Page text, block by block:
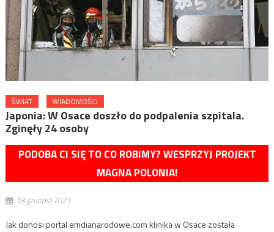
ŚWIAT WIADOMOŚCI
Japonia: W Osace doszło do podpalenia szpitala.
Zginęły 24 osoby
PODOBA CI SIĘ TO CO ROBIMY? WESPRZYJ PROJEKT
MAGNA POLONIA!
18 grudnia 2021
Jak donosi portal emdianarodowe.com klinika w Osace została